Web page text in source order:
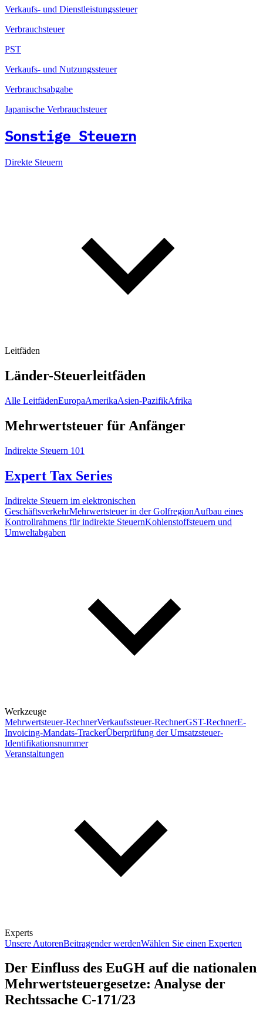
Verkaufs- und Dienstleistungssteuer
Verbrauchsteuer
PST
Verkaufs- und Nutzungssteuer
Verbrauchsabgabe
Japanische Verbrauchsteuer
Sonstige Steuern
Direkte Steuern
Leitfäden
Länder-Steuerleitfäden
Alle LeitfädenEuropaAmerikaAsien-PazifikAfrika
Mehrwertsteuer für Anfänger
Indirekte Steuern 101
Expert Tax Series
Indirekte Steuern im elektronischen
GeschäftsverkehrMehrwertsteuer in der GolfregionAufbau eines
Kontrollrahmens für indirekte SteuernKohlenstoffsteuern und
Umweltabgaben
Werkzeuge
Mehrwertsteuer-RechnerVerkaufssteuer-RechnerGST-RechnerE-
Invoicing-Mandats-TrackerÜberprüfung der Umsatzsteuer-
Identifikationsnummer
Veranstaltungen
Experts
Unsere AutorenBeitragender werdenWählen Sie einen Experten
Der Einfluss des EuGH auf die nationalen
Mehrwertsteuergesetze: Analyse der
Rechtssache C-171/23